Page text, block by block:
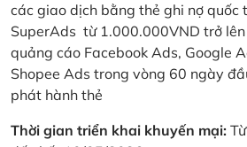
các giao dịch bằng thẻ ghi nợ quốc
SuperAds từ 1.000.000VND trở
quảng cáo Facebook Ads, Google
Shopee Ads trong vòng 60 ngày
phát hành thẻ
Thời gian triển khai khuyến mại: